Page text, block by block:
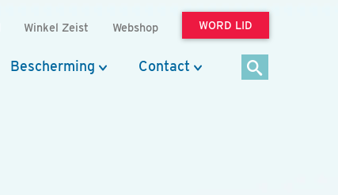
Winkel Zeist Webshop WORD LID
Bescherming Contact